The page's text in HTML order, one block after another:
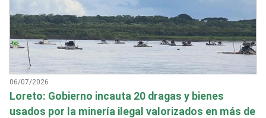
06/07/2026
Loreto: Gobierno incauta 20 dragas y bienes
usados por la minería ilegal valorizados en más de